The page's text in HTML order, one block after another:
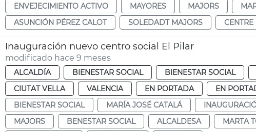
ENVEJECIMIENTO ACTIVO
MAYORES MAJORS
ASUNCIÓN PÉREZ CALOT
SOLEDADT MAJORS
Inauguración nuevo centro social El Pilar
modificado hace 9 meses
ALCALDÍA BIENESTAR SOCIAL BIENESTAR SOCIAL
CIUTAT VELLA
VALENCIA EN PORTADA EN
BIENESTAR SOCIAL
MARÍA JOSÉ CATALÁ
MAJORS
BENESTAR SOCIAL ALCALDESA MARTA